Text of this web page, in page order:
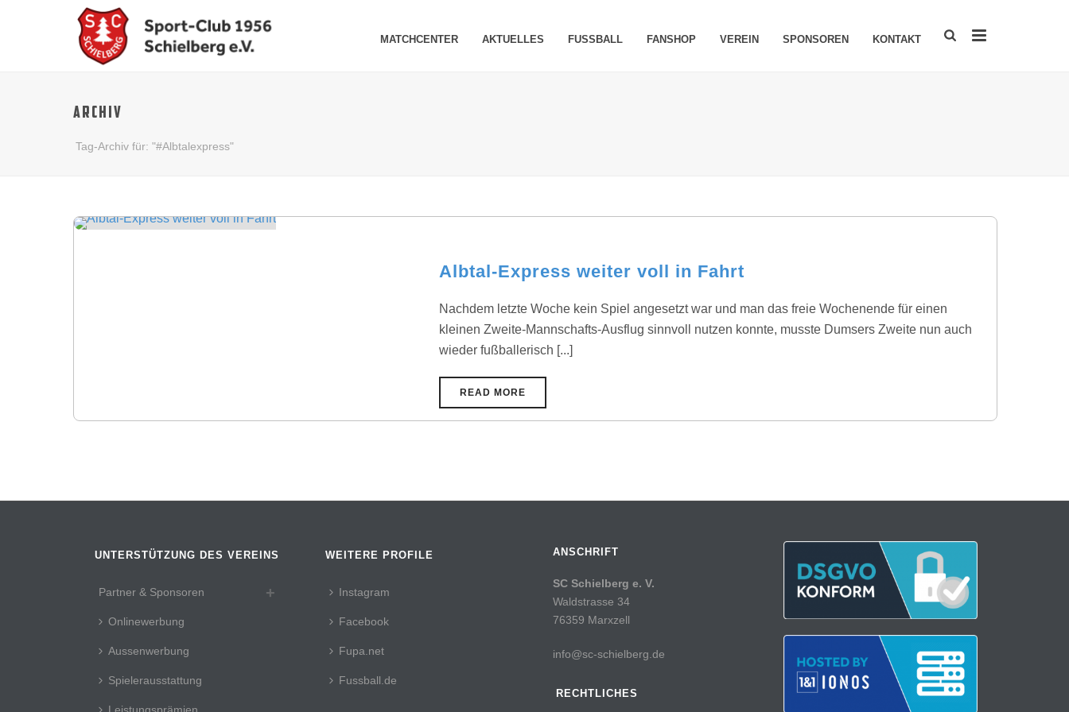
MATCHCENTER AKTUELLES FUSSBALL FANSHOP VEREIN SPONSOREN KONTAKT
ARCHIV
Tag-Archiv für: "#Albtalexpress"
Albtal-Express weiter voll in Fahrt
Nachdem letzte Woche kein Spiel angesetzt war und man das freie Wochenende für einen
kleinen Zweite-Mannschafts-Ausflug sinnvoll nutzen konnte, musste Dumsers Zweite nun auch
wieder fußballerisch [...]
READ MORE
UNTERSTÜTZUNG DES VEREINS
Partner & Sponsoren
Onlinewerbung
Aussenwerbung
Spielerausstattung
WEITERE PROFILE
Instagram
Facebook
Fupa.net
Fussball.de
ANSCHRIFT
SC Schielberg e. V.
Waldstrasse 34
76359 Marxzell
info@sc-schielberg.de
RECHTLICHES